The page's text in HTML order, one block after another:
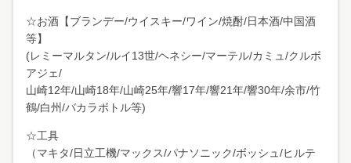
☆お酒【ブランデー/ウイスキー/ワイン/焼酎/日本酒/中国酒
等】
(レミーマルタン/ルイ13世/ヘネシー/マーテル/カミュ/クルボ
アジェ/
山崎12年/山崎18年/山崎25年/響17年/響21年/響30年/余市/竹
鶴/白州/バカラボトル等)
☆工具
（マキタ/日立工機/マックス/パナソニック/ボッシュ/ヒルテ